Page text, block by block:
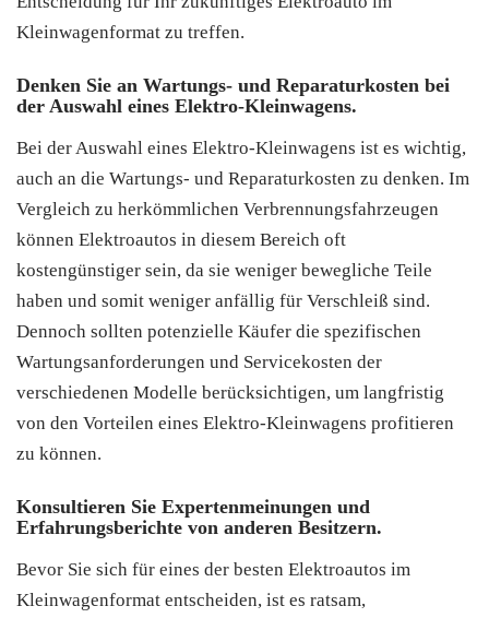
Kleinwagenformat zu treffen.
Denken Sie an Wartungs- und Reparaturkosten bei
der Auswahl eines Elektro-Kleinwagens.
Bei der Auswahl eines Elektro-Kleinwagens ist es wichtig,
auch an die Wartungs- und Reparaturkosten zu denken. Im
Vergleich zu herkömmlichen Verbrennungsfahrzeugen
können Elektroautos in diesem Bereich oft
kostengünstiger sein, da sie weniger bewegliche Teile
haben und somit weniger anfällig für Verschleiß sind.
Dennoch sollten potenzielle Käufer die spezifischen
Wartungsanforderungen und Servicekosten der
verschiedenen Modelle berücksichtigen, um langfristig
von den Vorteilen eines Elektro-Kleinwagens profitieren
zu können.
Konsultieren Sie Expertenmeinungen und
Erfahrungsberichte von anderen Besitzern.
Bevor Sie sich für eines der besten Elektroautos im
Kleinwagenformat entscheiden, ist es ratsam,